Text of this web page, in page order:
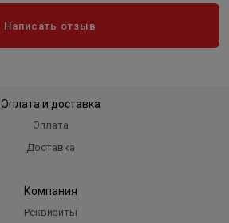
Написать отзыв
Оплата и доставка
Оплата
Доставка
Компания
Реквизиты